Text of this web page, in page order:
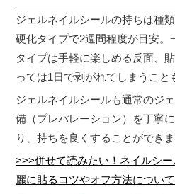
ジェルネイルシールの持ちは種
硬化タイプで2週間程度が目安
タイプは手軽に楽しめる反面、
っては1日で剥がれてしまうこと
ジェルネイルシールも通常のジ
備（プレパレーション）を丁寧
り、持ちを良くすることができま
>>>併せて読みたい！ネイルシ
麗に貼るコツやオフ方法について